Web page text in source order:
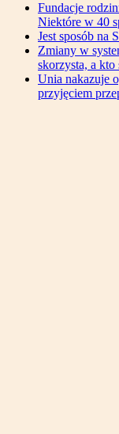
Fundacje
Niektóre w 40
Jest sposób na
Zmiany w
skorzysta, a kto
Unia nakazuje
przyjęciem